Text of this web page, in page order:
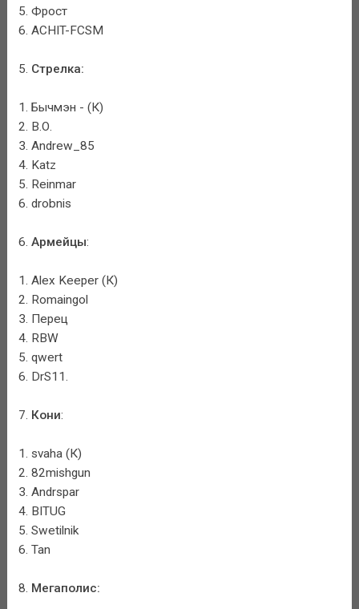
5. Фрост
6. ACHIT-FCSM
5. Стрелка:
1. Бычмэн - (К)
2. В.О.
3. Andrew_85
4. Katz
5. Reinmar
6. drobnis
6. Армейцы:
1. Alex Keeper (К)
2. Romaingol
3. Перец
4. RBW
5. qwert
6. DrS11.
7. Кони:
1. svaha (К)
2. 82mishgun
3. Andrspar
4. BITUG
5. Swetilnik
6. Tan
8. Мегаполис: